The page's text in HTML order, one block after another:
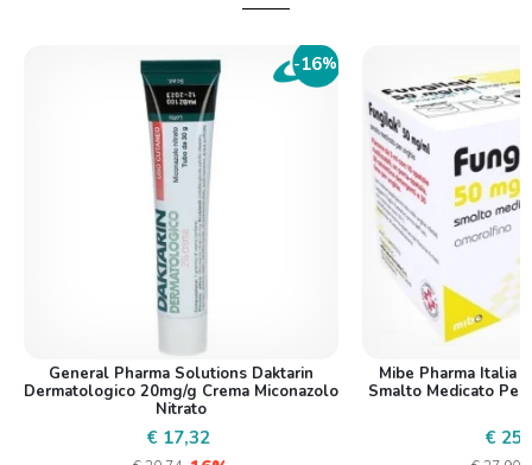
-16%
General Pharma Solutions Daktarin
Dermatologico 20mg/g Crema Miconazolo
Nitrato
€ 17,32
Mibe Pharma Italia
Smalto Medicato
€